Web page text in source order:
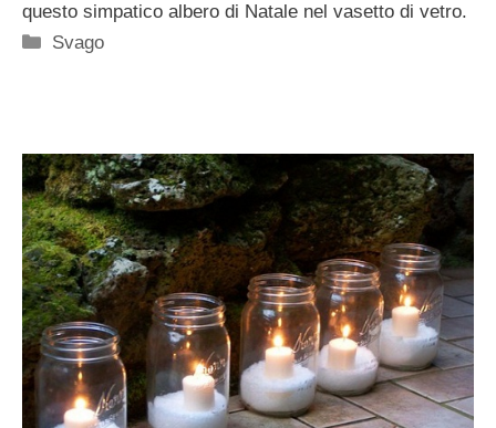
questo simpatico albero di Natale nel vasetto di vetro.
Categorie
Svago